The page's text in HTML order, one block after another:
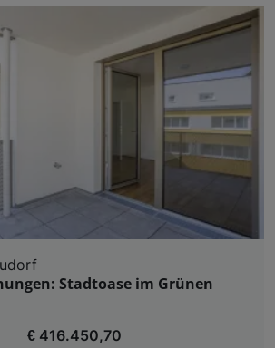
Stadtoase im Grünen
€ 416.450,70